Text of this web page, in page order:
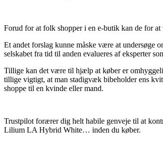
Forud for at folk shopper i en e-butik kan de for
Et andet forslag kunne måske være at undersøge
selskabet fra tid til anden evalueres af eksperter
Tillige kan det være til hjælp at køber er
tillige vigtigt, at man stadigvæk bibeholder ens
shoppe til en kvinde eller mand.
Trustpilot forærer dig helt habile genveje til at
Lilium LA Hybrid White… inden du køber.